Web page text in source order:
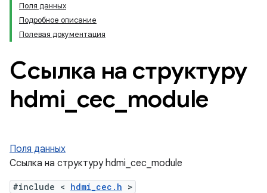
Поля данных
Подробное описание
Полевая документация
Ссылка на структуру
hdmi cec module
Поля данных
Ссылка на структуру hdmi_cec_module
#include < hdmi_cec.h >